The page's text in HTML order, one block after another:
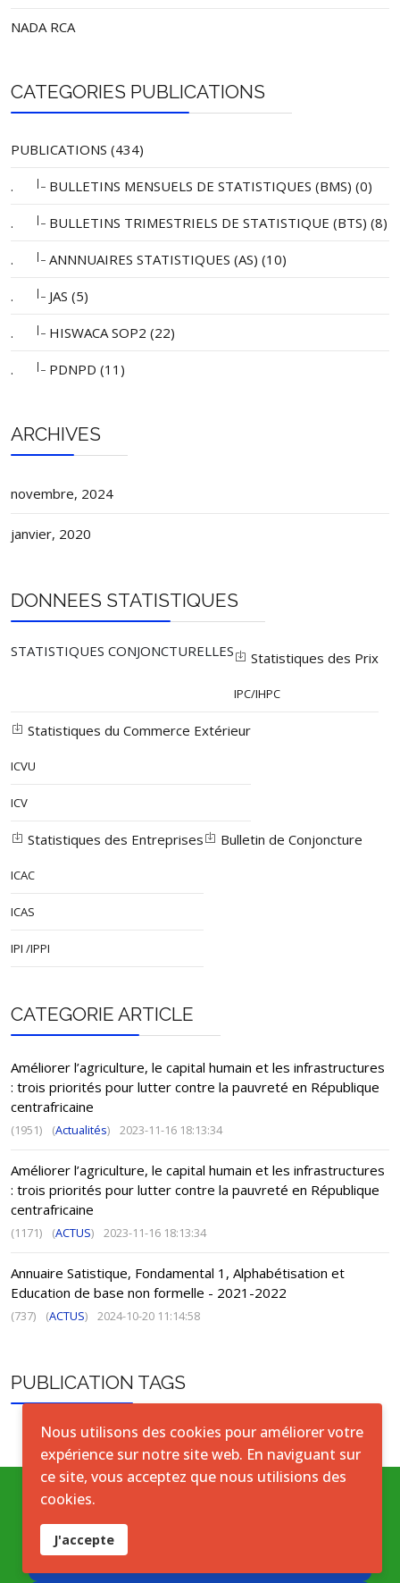
NADA RCA
CATEGORIES PUBLICATIONS
PUBLICATIONS (434)
. |_ BULLETINS MENSUELS DE STATISTIQUES (BMS) (0)
. |_ BULLETINS TRIMESTRIELS DE STATISTIQUE (BTS) (8)
. |_ ANNNUAIRES STATISTIQUES (AS) (10)
. |_ JAS (5)
. |_ HISWACA SOP2 (22)
. |_ PDNPD (11)
ARCHIVES
novembre, 2024
janvier, 2020
DONNEES STATISTIQUES
STATISTIQUES CONJONCTURELLES Statistiques des Prix
IPC/IHPC
Statistiques du Commerce Extérieur
ICVU
ICV
Statistiques des Entreprises
ICAC
ICAS
IPI /IPPI
Bulletin de Conjoncture
CATEGORIE ARTICLE
Améliorer l’agriculture, le capital humain et les infrastructures
: trois priorités pour lutter contre la pauvreté en République
centrafricaine
(1951) (Actualités) 2023-11-16 18:13:34
Améliorer l’agriculture, le capital humain et les infrastructures
: trois priorités pour lutter contre la pauvreté en République
centrafricaine
(1171) (ACTUS) 2023-11-16 18:13:34
Annuaire Satistique, Fondamental 1, Alphabétisation et
Education de base non formelle - 2021-2022
(737) (ACTUS) 2024-10-20 11:14:58
PUBLICATION TAGS
Accord de licence ouverte
Nous utilisons des cookies pour améliorer votre
expérience sur notre site web. En naviguant sur
ce site, vous acceptez que nous utilisions des
cookies.
J'accepte